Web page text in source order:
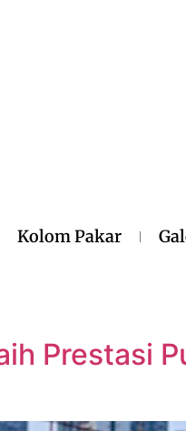
Kolom Pakar
Prestasi